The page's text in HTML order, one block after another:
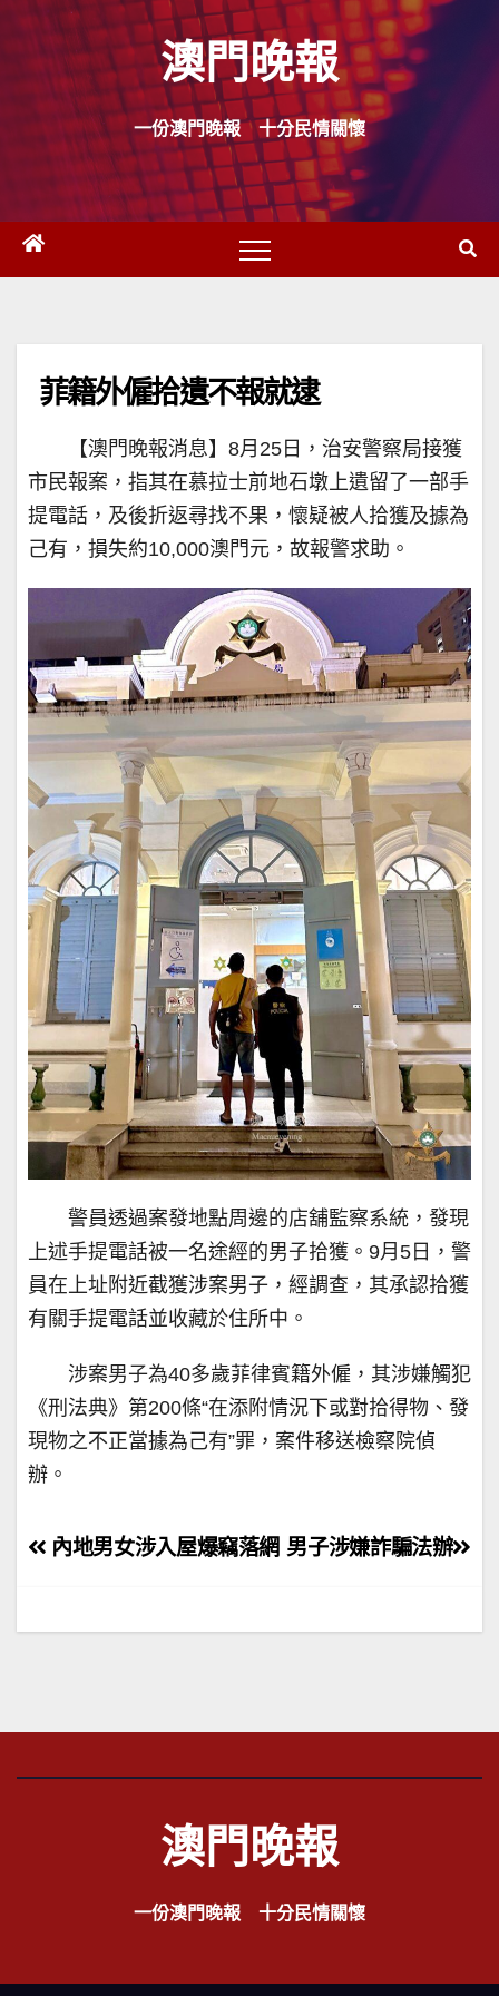
Skip
content
澳門晚報
一份澳門晚報 十分民情關懷
菲籍外僱拾遺不報就逮
【澳門晚報消息】8月25日，治安警察局接獲
市民報案，指其在慕拉士前地石墩上遺留了一部手
提電話，及後折返尋找不果，懷疑被人拾獲及據為
己有，損失約10,000澳門元，故報警求助。
警員透過案發地點周邊的店舖監察系統，發現
上述手提電話被一名途經的男子拾獲。9月5日，警
員在上址附近截獲涉案男子，經調查，其承認拾獲
有關手提電話並收藏於住所中。
涉案男子為40多歲菲律賓籍外僱，其涉嫌觸犯
《刑法典》第200條“在添附情況下或對拾得物、發
現物之不正當據為己有”罪，案件移送檢察院偵
辦。
文
導
男子涉嫌詐騙法辦
內地男女涉入屋爆竊落網
澳門晚報
一份澳門晚報 十分民情關懷